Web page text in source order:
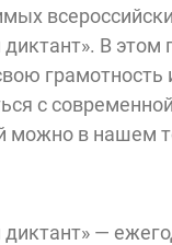
В этом
грамотность
с
можно в нашем
—